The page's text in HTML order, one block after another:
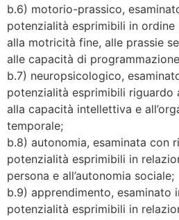
b.6) motorio-prassico,
potenzialità esprimibili in
alla motricità fine, alle prassie
alle capacità di
b.7) neuropsicologico,
potenzialità esprimibili riguardo
alla capacità intellettiva e
temporale;
b.8) autonomia, esaminata con
potenzialità esprimibili in
persona e all’autonomia sociale;
b.9) apprendimento, esaminato
potenzialità esprimibili in